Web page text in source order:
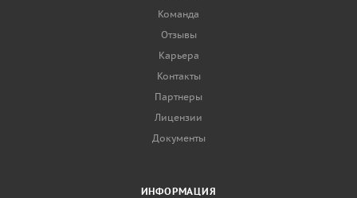
Команда
Отзывы
Карьера
Контакты
Партнеры
Лицензии
Документы
ИНФОРМАЦИЯ